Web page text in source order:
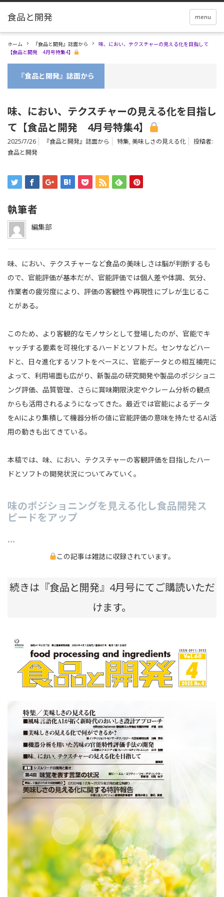
menu
ホーム 『食品と開発』誌面から
味、におい、テクスチャーの見える化を目指して
【食品と開発 4月号特集4】
『食品と開発』誌面から
味、におい、テクスチャーの見える化を目指し
て【食品と開発 4月号特集4】
2025/7/26 『食品と開発』誌面から 特集, 美味しさの見える化
投稿者:
食品と開発
執筆者
編集部
味、におい、テクスチャーなど食品の美味しさは脳が判断するも
ので、官能評価が基本だが、官能評価では個人差や体調、気分、
作業者の疲労度により、評価の客観性や再現性にブレが生じるこ
とがある。
このため、より客観的なモノサシとして登場したのが、官能でキ
ャッチする要素を可視化するハードとソフトだ。センサなどハー
ドと、日々進化するソフトをベースに、官能データとの相互補完に
よって、利用場面も広がり、新製品の研究開発や製品のポジショニ
ング評価、品質管理、さらに賞味期限決定やクレーム分析の観点
からも活用されるようになってきた。最近では官能によるデータ
をAIにより集積して機器分析の値に官能評価の意味を持たせるAI活
用の動きも出てきている。
本稿では、味、におい、テクスチャーの客観評価を目指したハー
ドとソフトの開発状況についてみていく。
味のポジショニングを見える化し食品開発ス
ピードをアップ
…
この記事は雑誌に収録されています。
続きは『食品と開発』4月号にてご購読いただ
けます。